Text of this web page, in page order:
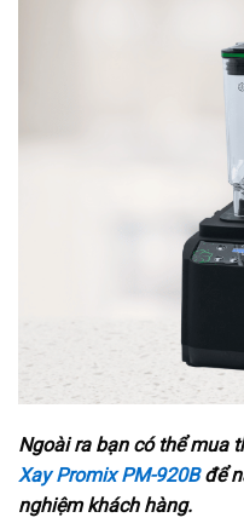
Ngoài ra bạn có thể mua
Xay Promix PM-920Bđể
nghiệm khách hàng.